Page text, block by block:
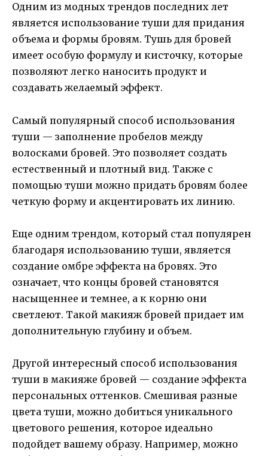
Одним из модных трендов последних лет
является использование туши для придания
объема и формы бровям. Тушь для бровей
имеет особую формулу и кисточку, которые
позволяют легко наносить продукт и
создавать желаемый эффект.
Самый популярный способ использования
туши — заполнение пробелов между
волосками бровей. Это позволяет создать
естественный и плотный вид. Также с
помощью туши можно придать бровям более
четкую форму и акцентировать их линию.
Еще одним трендом, который стал популярен
благодаря использованию туши, является
создание омбре эффекта на бровях. Это
означает, что концы бровей становятся
насыщеннее и темнее, а к корню они
светлеют. Такой макияж бровей придает им
дополнительную глубину и объем.
Другой интересный способ использования
туши в макияже бровей — создание эффекта
персональных оттенков. Смешивая разные
цвета туши, можно добиться уникального
цветового решения, которое идеально
подойдет вашему образу. Например, можно